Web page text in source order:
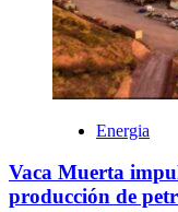
Energia
Vaca Muerta
producción de